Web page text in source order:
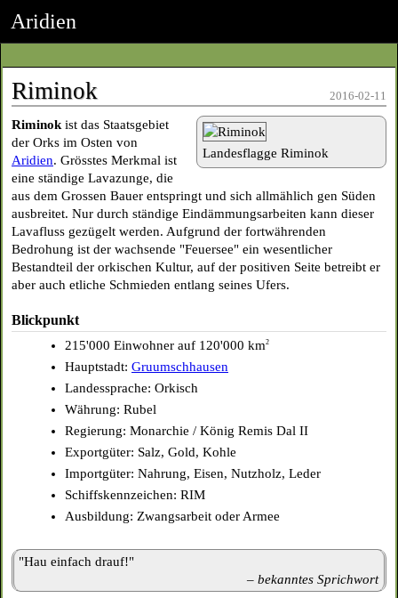
Aridien
Riminok 2016-02-11
Landesflagge Riminok
Riminok ist das Staatsgebiet
der Orks im Osten von
Aridien. Grösstes Merkmal ist
eine ständige Lavazunge, die
aus dem Grossen Bauer entspringt und sich allmählich gen Süden
ausbreitet. Nur durch ständige Eindämmungsarbeiten kann dieser
Lavafluss gezügelt werden. Aufgrund der fortwährenden
Bedrohung ist der wachsende "Feuersee" ein wesentlicher
Bestandteil der orkischen Kultur, auf der positiven Seite betreibt er
aber auch etliche Schmieden entlang seines Ufers.
Blickpunkt
215'000 Einwohner auf 120'000 km2
Hauptstadt: Gruumschhausen
Landessprache: Orkisch
Währung: Rubel
Regierung: Monarchie / König Remis Dal II
Exportgüter: Salz, Gold, Kohle
Importgüter: Nahrung, Eisen, Nutzholz, Leder
Schiffskennzeichen: RIM
Ausbildung: Zwangsarbeit oder Armee
"Hau einfach drauf!"
– bekanntes Sprichwort